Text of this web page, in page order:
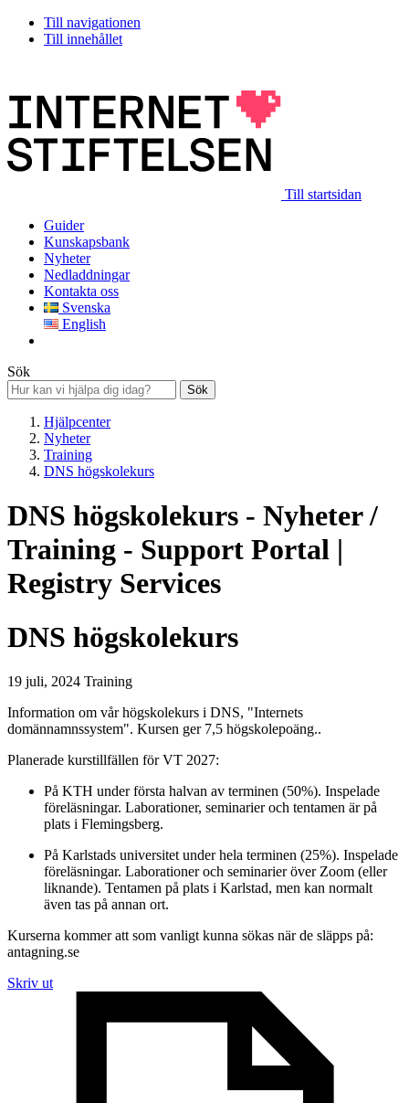
Till navigationen
Till innehållet
Till startsidan
Guider
Kunskapsbank
Nyheter
Nedladdningar
Kontakta oss
Svenska
English
Sök
Sök
Hjälpcenter
Nyheter
Training
DNS högskolekurs
DNS högskolekurs - Nyheter /
Training - Support Portal |
Registry Services
DNS högskolekurs
19 juli, 2024 Training
Information om vår högskolekurs i DNS, "Internets
domännamnssystem". Kursen ger 7,5 högskolepoäng..
Planerade kurstillfällen för VT 2027:
På KTH under första halvan av terminen (50%). Inspelade
föreläsningar. Laborationer, seminarier och tentamen är på
plats i Flemingsberg.
På Karlstads universitet under hela terminen (25%). Inspelade
föreläsningar. Laborationer och seminarier över Zoom (eller
liknande). Tentamen på plats i Karlstad, men kan normalt
även tas på annan ort.
Kurserna kommer att som vanligt kunna sökas när de släpps på:
antagning.se
Skriv ut